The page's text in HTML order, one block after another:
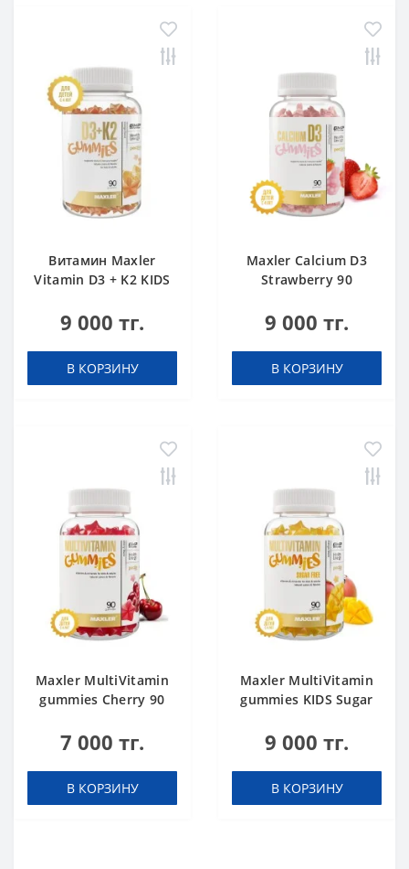
Витамин Maxler
Vitamin D3 + K2 KIDS
9 000 тг.
В КОРЗИНУ
Maxler Calcium D3
Strawberry 90
9 000 тг.
В КОРЗИНУ
Maxler MultiVitamin
gummies Cherry 90
7 000 тг.
В КОРЗИНУ
Maxler MultiVitamin
gummies KIDS Sugar
gummies
9 000 тг.
В КОРЗИНУ